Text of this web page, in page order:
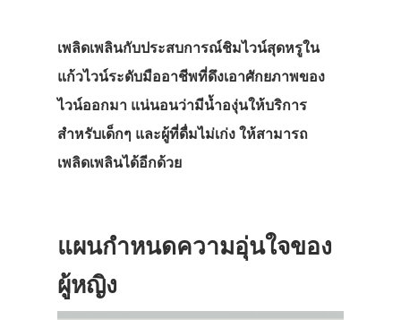
เพลิดเพลินกับประสบการณ์ชิมไวน์สุดหรูใน
แก้วไวน์ระดับมืออาชีพที่ดึงเอาศักยภาพของ
ไวน์ออกมา แน่นอนว่ามีน้ำองุ่นให้บริการ
สำหรับเด็กๆ และผู้ที่ดื่มไม่เก่ง ให้สามารถ
เพลิดเพลินได้อีกด้วย
แผนกำหนดความอุ่นใจของ
ผู้หญิง